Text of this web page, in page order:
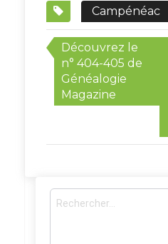
Campénéac
Navigation
de
l’article
Découvrez le
n° 404-405 de
Généalogie
Magazine
R